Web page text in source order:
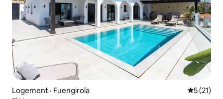
Logement · Fuengirola Note
5 (21)